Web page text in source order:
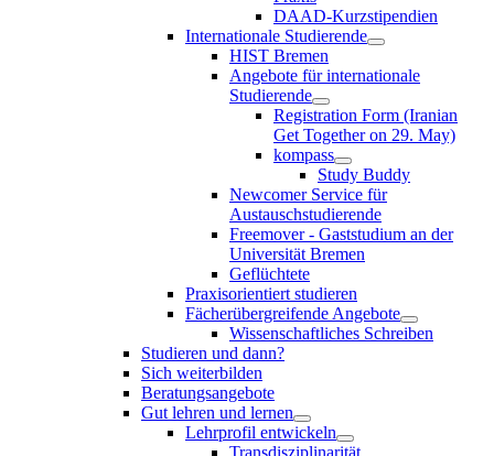
DAAD-Kurzstipendien
Internationale Studierende
HIST Bremen
Angebote für internationale
Studierende
Registration Form (Iranian
Get Together on 29. May)
kompass
Study Buddy
Newcomer Service für
Austauschstudierende
Freemover - Gaststudium an der
Universität Bremen
Geflüchtete
Praxisorientiert studieren
Fächerübergreifende Angebote
Wissenschaftliches Schreiben
Studieren und dann?
Sich weiterbilden
Beratungsangebote
Gut lehren und lernen
Lehrprofil entwickeln
Transdisziplinarität